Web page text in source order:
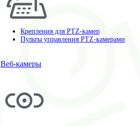
Крепления для PTZ-камер
Пульты управления PTZ-камерами
Веб-камеры